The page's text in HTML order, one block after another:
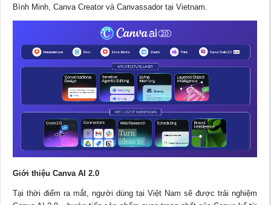
Bình Minh, Canva Creator và Canvassador tại Vietnam.
Giới thiệu Canva AI 2.0
Tại thời điểm ra mắt, người dùng tại Việt Nam sẽ được trải nghiệm